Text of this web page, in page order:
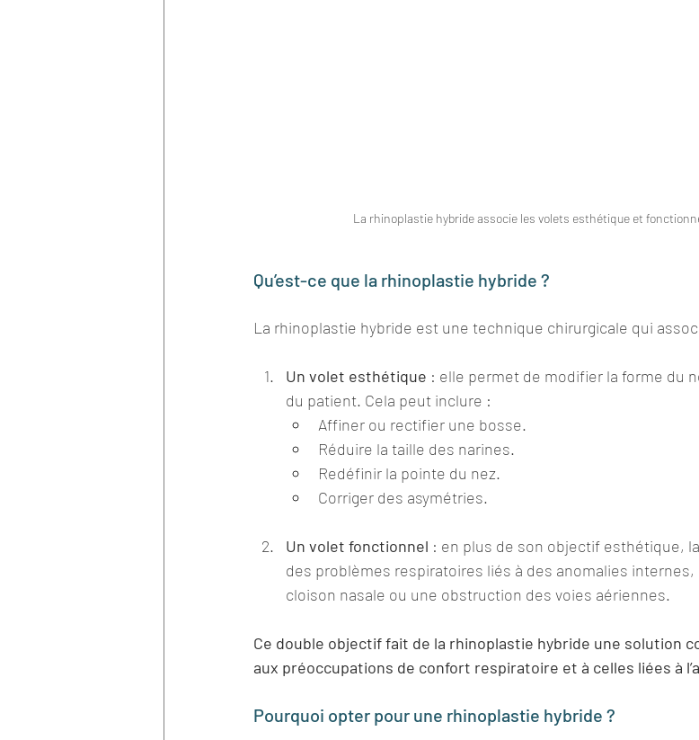
La rhinoplastie hybride associe les volets esthétique et
Qu’est-ce que la rhinoplastie hybride ?
La rhinoplastie hybride est une technique chirurgicale qui
Un volet esthétique : elle permet de modifier la forme du
du patient. Cela peut inclure :
Affiner ou rectifier une bosse.
Réduire la taille des narines.
Redéfinir la pointe du nez.
Corriger des asymétries.
Un volet fonctionnel : en plus de son objectif esthétique,
des problèmes respiratoires liés à des anomalies
cloison nasale ou une obstruction des voies aériennes.
Ce double objectif fait de la rhinoplastie hybride une solution
aux préoccupations de confort respiratoire et à celles liées à
Pourquoi opter pour une rhinoplastie hybride ?